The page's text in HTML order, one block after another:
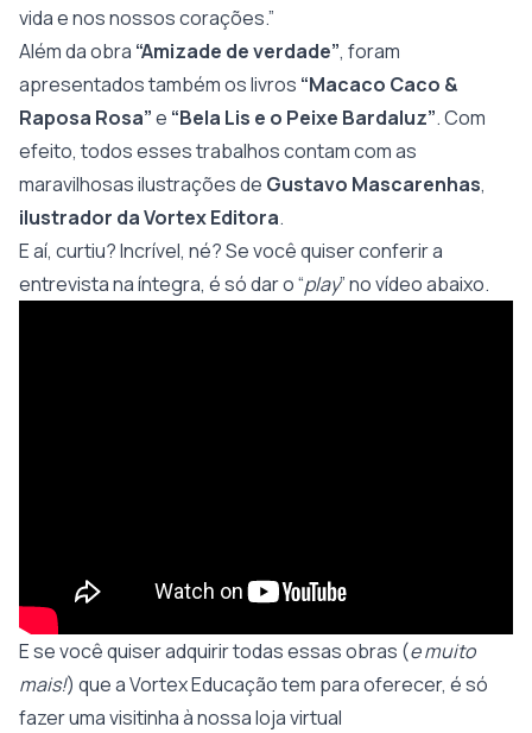
vida e nos nossos corações.”
Além da obra “Amizade de verdade”, foram
apresentados também os livros “Macaco Caco &
Raposa Rosa”e “Bela Lis e o Peixe Bardaluz”. Com
efeito, todos esses trabalhos contam com as
maravilhosas ilustrações de Gustavo Mascarenhas,
ilustrador da Vortex Editora.
E aí, curtiu? Incrível, né? Se você quiser conferir a
entrevista na íntegra, é só dar o “play” no vídeo abaixo.
E se você quiser adquirir todas essas obras (e muito
mais!) que a Vortex Educação tem para oferecer, é só
fazer uma visitinha à nossa loja virtual